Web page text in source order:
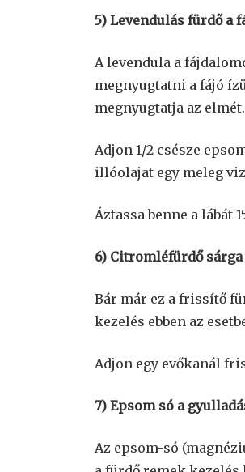
5) Levendulás fürdő a
A levendula a
megnyugtatni a fájó
megnyugtatja az elmét.
Adjon 1/2 csésze
illóolajat egy meleg
Áztassa benne a lábát
6) Citromléfürdő
Bár már ez a frissítő
kezelés ebben az
Adjon egy evőkanál
7) Epsom só a
Az epsom-só